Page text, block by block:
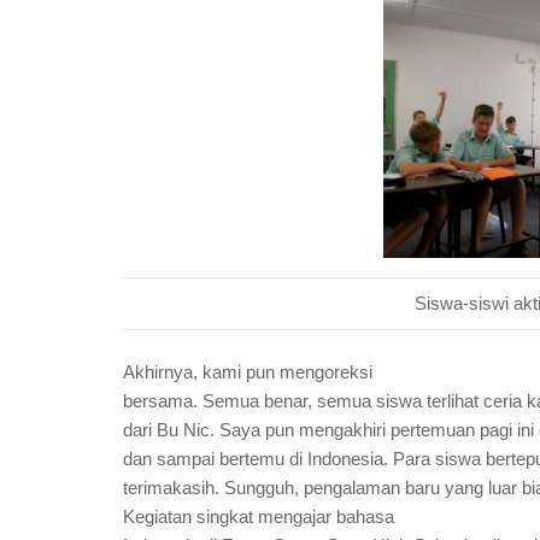
Siswa-siswi
Akhirnya, kami pun mengoreksi
bersama. Semua benar, semua siswa terlihat ceria
dari Bu Nic. Saya pun mengakhiri pertemuan pagi
dan sampai bertemu di Indonesia. Para siswa
terimakasih. Sungguh, pengalaman baru yang luar
Kegiatan singkat mengajar bahasa